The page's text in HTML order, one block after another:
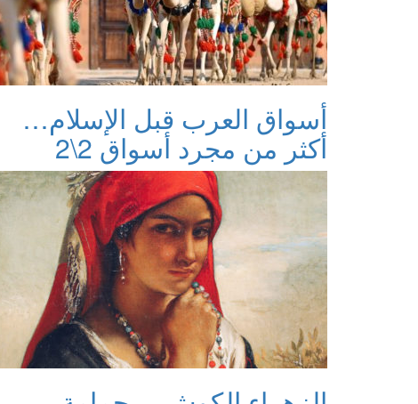
أسواق العرب قبل الإسلام…
أكثر من مجرد أسواق 2\2